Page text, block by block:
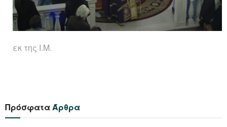
εκ της Ι.Μ.
ΠρόσφαταΆρθρα